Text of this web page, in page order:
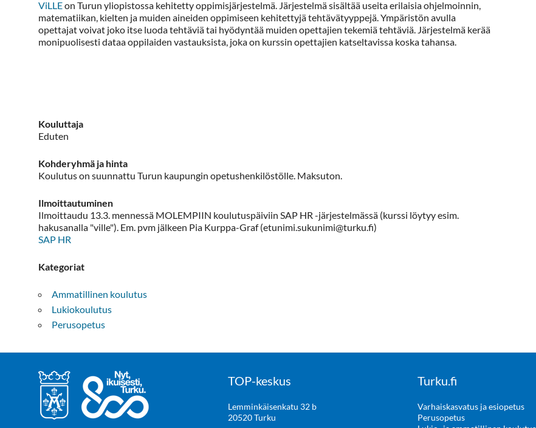
ViLLEon Turun yliopistossa kehitetty oppimisjärjestelmä. Järjestelmä sisältää useita erilaisia ohjelmoinnin,
matematiikan, kielten ja muiden aineiden oppimiseen kehitettyjä tehtävätyyppejä. Ympäristön avulla
opettajat voivat joko itse luoda tehtäviä tai hyödyntää muiden opettajien tekemiä tehtäviä. Järjestelmä kerää
monipuolisesti dataa oppilaiden vastauksista, joka on kurssin opettajien katseltavissa koska tahansa.
Kouluttaja
Eduten
Kohderyhmä ja hinta
Koulutus on suunnattu Turun kaupungin opetushenkilöstölle. Maksuton.
Ilmoittautuminen
Ilmoittaudu 13.3. mennessä MOLEMPIIN koulutuspäiviin SAP HR -järjestelmässä (kurssi löytyy esim.
hakusanalla "ville"). Em. pvm jälkeen Pia Kurppa-Graf (etunimi.sukunimi@turku.fi)
SAP HR
Kategoriat
Ammatillinen koulutus
Lukiokoulutus
Perusopetus
TOP-keskus
Lemminkäisenkatu 32 b
20520 Turku
Turku.fi
Varhaiskasvatus ja esiopetus
Perusopetus